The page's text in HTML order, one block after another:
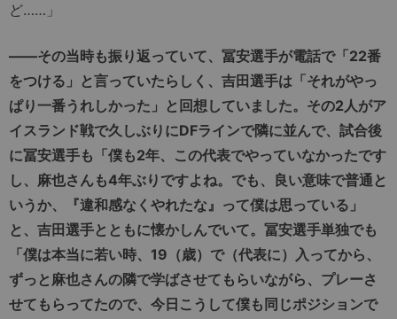
ど……」
――その当時も振り返っていて、冨安選手が電話で「22番
をつける」と言っていたらしく、吉田選手は「それがやっ
ぱり一番うれしかった」と回想していました。その2人がア
イスランド戦で久しぶりにDFラインで隣に並んで、試合後
に冨安選手も「僕も2年、この代表でやっていなかったです
し、麻也さんも4年ぶりですよね。でも、良い意味で普通と
いうか、『違和感なくやれたな』って僕は思っている」
と、吉田選手とともに懐かしんでいて。冨安選手単独でも
「僕は本当に若い時、19（歳）で（代表に）入ってから、
ずっと麻也さんの隣で学ばさせてもらいながら、プレーさ
せてもらってたので、今日こうして僕も同じポジションで